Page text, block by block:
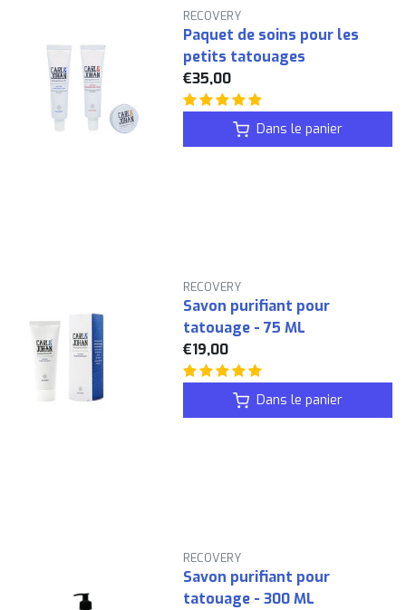
RECOVERY
Paquet de soins pour les
petits tatouages
€35,00
Dans le panier
RECOVERY
Savon purifiant pour
tatouage - 75 ML
€19,00
Dans le panier
RECOVERY
Savon purifiant pour
tatouage - 300 ML